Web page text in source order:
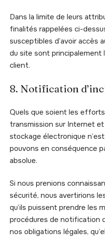
Dans la limite de leurs
finalités rappelées ci-
susceptibles d’avoir accès
du site sont
client.
8. Notification
Quels que soient les
transmission sur Internet
stockage électronique
pouvons en conséquence
absolue.
Si nous prenions
sécurité, nous avertirions
qu’ils puissent prendre les
procédures de notification
nos obligations légales,